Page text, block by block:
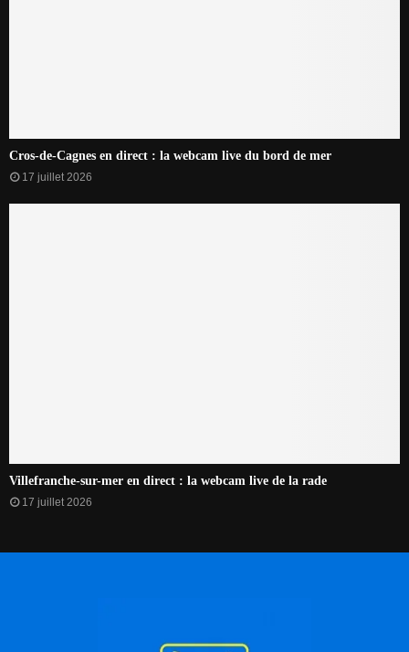
Cros-de-Cagnes en direct : la webcam live du bord de mer
17 juillet 2026
Villefranche-sur-mer en direct : la webcam live de la rade
17 juillet 2026